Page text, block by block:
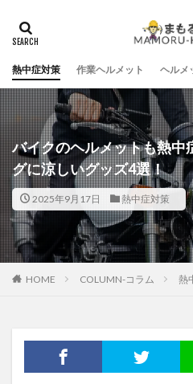
熱中症対策 作業ヘルメット ヘルメ
バイクのヘルメットも熱中
グに涼しいグッズ4選！
2025年9月17日 熱中症対策
HOME COLUMN-コラム 熱